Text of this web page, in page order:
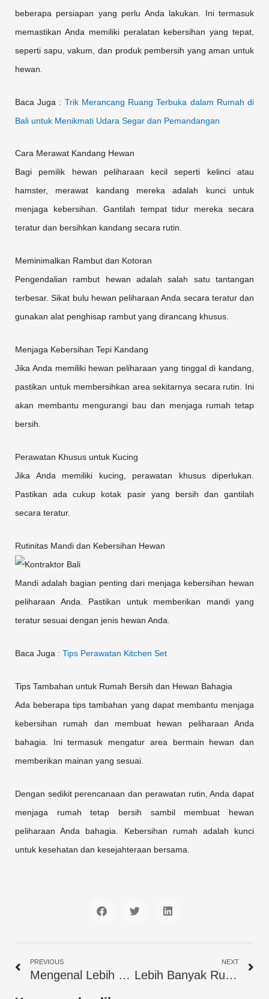
beberapa persiapan yang perlu Anda lakukan. Ini termasuk
memastikan Anda memiliki peralatan kebersihan yang tepat,
seperti sapu, vakum, dan produk pembersih yang aman untuk
hewan.
Baca Juga : Trik Merancang Ruang Terbuka dalam Rumah di
Bali untuk Menikmati Udara Segar dan Pemandangan
Cara Merawat Kandang Hewan
Bagi pemilik hewan peliharaan kecil seperti kelinci atau
hamster, merawat kandang mereka adalah kunci untuk
menjaga kebersihan. Gantilah tempat tidur mereka secara
teratur dan bersihkan kandang secara rutin.
Meminimalkan Rambut dan Kotoran
Pengendalian rambut hewan adalah salah satu tantangan
terbesar. Sikat bulu hewan peliharaan Anda secara teratur dan
gunakan alat penghisap rambut yang dirancang khusus.
Menjaga Kebersihan Tepi Kandang
Jika Anda memiliki hewan peliharaan yang tinggal di kandang,
pastikan untuk membersihkan area sekitarnya secara rutin. Ini
akan membantu mengurangi bau dan menjaga rumah tetap
bersih.
Perawatan Khusus untuk Kucing
Jika Anda memiliki kucing, perawatan khusus diperlukan.
Pastikan ada cukup kotak pasir yang bersih dan gantilah
secara teratur.
Rutinitas Mandi dan Kebersihan Hewan
Mandi adalah bagian penting dari menjaga kebersihan hewan
peliharaan Anda. Pastikan untuk memberikan mandi yang
teratur sesuai dengan jenis hewan Anda.
Baca Juga : Tips Perawatan Kitchen Set
Tips Tambahan untuk Rumah Bersih dan Hewan Bahagia
Ada beberapa tips tambahan yang dapat membantu menjaga
kebersihan rumah dan membuat hewan peliharaan Anda
bahagia. Ini termasuk mengatur area bermain hewan dan
memberikan mainan yang sesuai.
Dengan sedikit perencanaan dan perawatan rutin, Anda dapat
menjaga rumah tetap bersih sambil membuat hewan
peliharaan Anda bahagia. Kebersihan rumah adalah kunci
untuk kesehatan dan kesejahteraan bersama.
h
r
o
f
h
r
o
h
r
o
PREVIOUS
Mengenal Lebih Dekat Atap Spandek Pasir: Kelebihan dan Keistimewaannya
NEXT
Lebih Banyak Ruang dan Elegansi: Manfaat Pintu Sliding di Rumah Anda